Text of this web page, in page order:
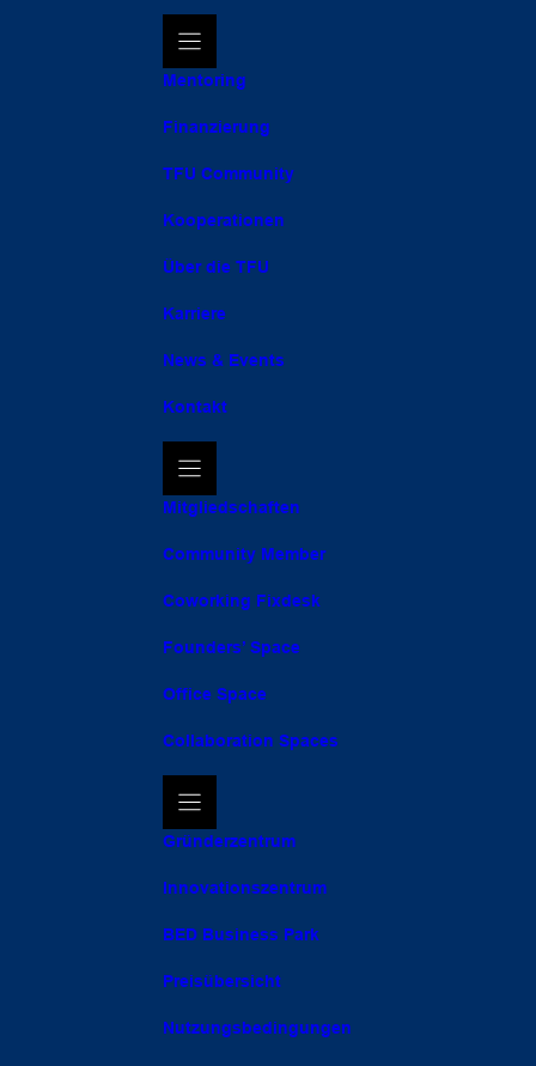
Mentoring
Finanzierung
TFU Community
Kooperationen
Über die TFU
Karriere
News & Events
Kontakt
Mitgliedschaften
Community Member
Coworking Fixdesk
Founders’ Space
Office Space
Collaboration Spaces
Gründerzentrum
Innovationszentrum
BED Business Park
Preisübersicht
Nutzungsbedingungen